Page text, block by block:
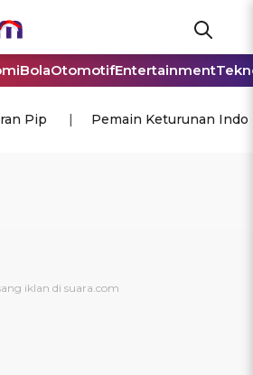
BolaOtomotifEntertainment
Pip Pemain Keturunan